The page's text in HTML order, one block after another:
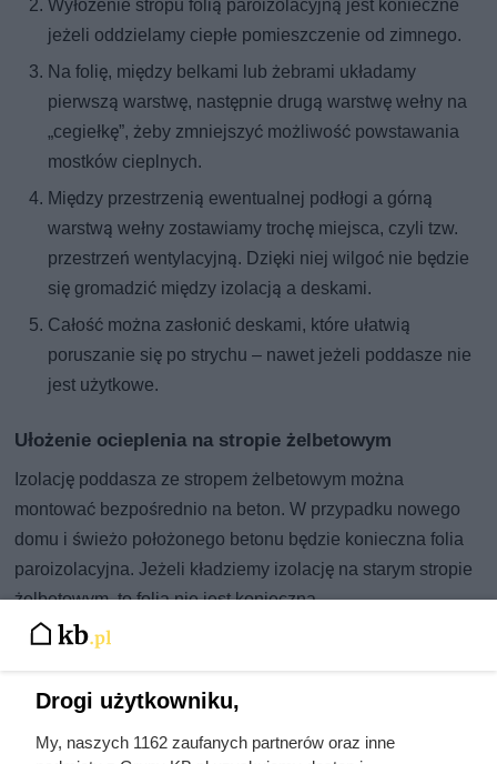
Wyłożenie stropu folią paroizolacyjną jest konieczne
jeżeli oddzielamy ciepłe pomieszczenie od zimnego.
Na folię, między belkami lub żebrami układamy
pierwszą warstwę, następnie drugą warstwę wełny na
„cegiełkę”, żeby zmniejszyć możliwość powstawania
mostków cieplnych.
Między przestrzenią ewentualnej podłogi a górną
warstwą wełny zostawiamy trochę miejsca, czyli tzw.
przestrzeń wentylacyjną. Dzięki niej wilgoć nie będzie
się gromadzić między izolacją a deskami.
Całość można zasłonić deskami, które ułatwią
poruszanie się po strychu – nawet jeżeli poddasze nie
jest użytkowe.
Ułożenie ocieplenia na stropie żelbetowym
Izolację poddasza ze stropem żelbetowym można
montować bezpośrednio na beton. W przypadku nowego
domu i świeżo położonego betonu będzie konieczna folia
paroizolacyjna. Jeżeli kładziemy izolację na starym stropie
żelbetowym, to folia nie jest konieczna.
Jak wykonać izolację stropu betonowego krok po kroku?
Przygotowanie stropu w przypadku poddasza
potrzebna). Trochę więcej pracy będzie z poddaszem,
Drogi użytkowniku,
My, naszych 1162 zaufanych partnerów oraz inne